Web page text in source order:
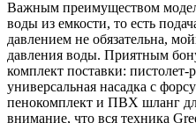
Важным преимуществом
воды из емкости, то есть
давлением не обязательна,
давления воды. Приятным
комплект поставки:
универсальная насадка с
пенокомплект и ПВХ шланг
внимание, что вся техника